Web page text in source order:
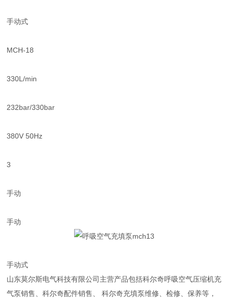
手动式
MCH-18
330L/min
232bar/330bar
380V 50Hz
3
手动
手动
手动式
山东莫尔斯电气科技有限公司主营产品包括科尔奇呼吸空气压缩机充
气泵销售、科尔奇配件销售、 科尔奇充填泵维修、检修、保养等，